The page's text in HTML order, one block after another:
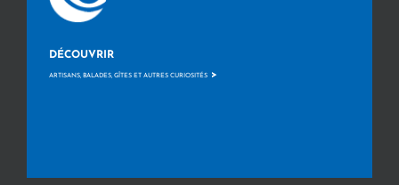
DÉCOUVRIR
ARTISANS, BALADES, GÎTES ET AUTRES CURIOSITÉS >